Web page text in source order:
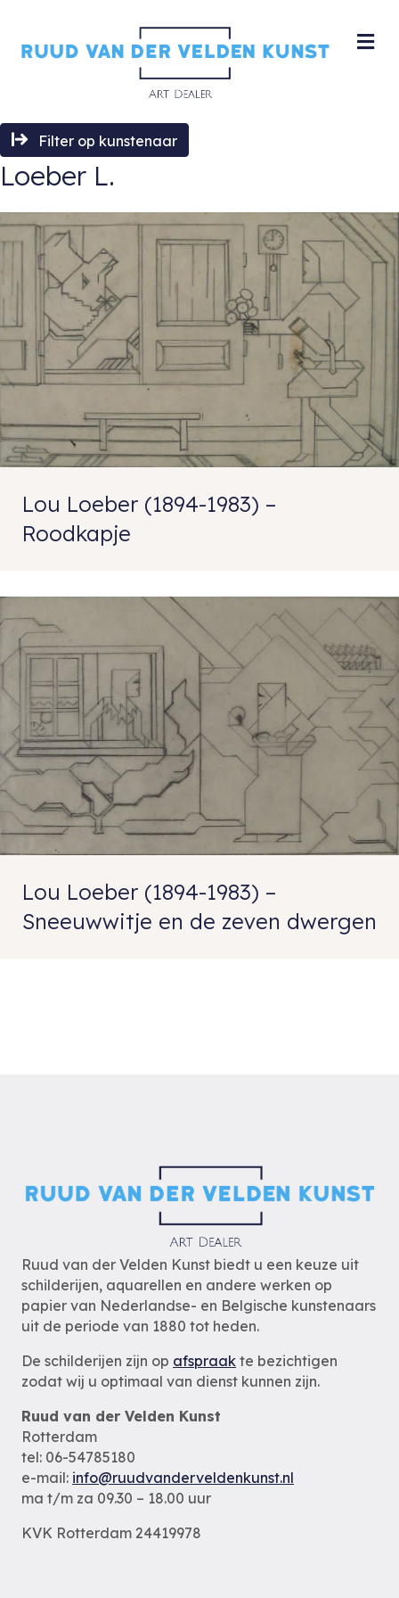
Filter op kunstenaar
Loeber L.
Lou Loeber (1894-1983) –
Roodkapje
Lou Loeber (1894-1983) –
Sneeuwwitje en de zeven dwergen
Ruud van der Velden Kunst biedt u een keuze uit
schilderijen, aquarellen en andere werken op
papier van Nederlandse- en Belgische kunstenaars
uit de periode van 1880 tot heden.
De schilderijen zijn op afspraak te bezichtigen
zodat wij u optimaal van dienst kunnen zijn.
Ruud van der Velden Kunst
Rotterdam
tel: 06-54785180
e-mail: info@ruudvanderveldenkunst.nl
ma t/m za 09.30 – 18.00 uur
KVK Rotterdam 24419978